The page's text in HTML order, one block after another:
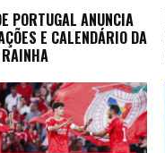
PORTUGAL ANUNCIA
E CALENDÁRIO DA